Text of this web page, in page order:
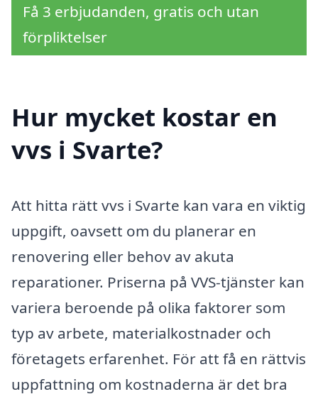
Få 3 erbjudanden, gratis och utan
förpliktelser
Hur mycket kostar en
vvs i Svarte?
Att hitta rätt vvs i Svarte kan vara en viktig
uppgift, oavsett om du planerar en
renovering eller behov av akuta
reparationer. Priserna på VVS-tjänster kan
variera beroende på olika faktorer som
typ av arbete, materialkostnader och
företagets erfarenhet. För att få en rättvis
uppfattning om kostnaderna är det bra